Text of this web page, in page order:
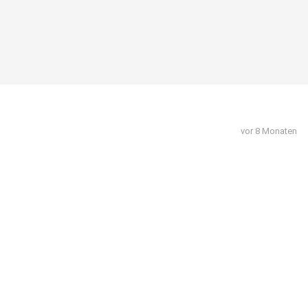
vor 8 Monaten